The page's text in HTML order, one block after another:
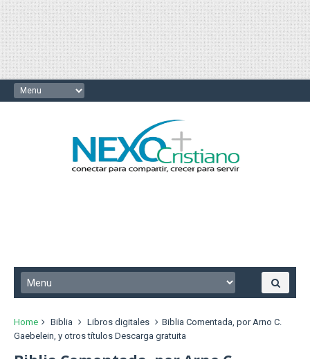
Home Biblia Libros digitales
Biblia Comentada, por Arno C.
Gaebelein, y otros títulos Descarga gratuita